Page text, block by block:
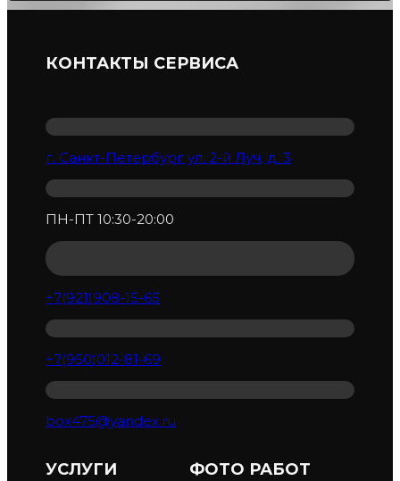
КОНТАКТЫ СЕРВИСА
г. Санкт-Петербург ул. 2-й Луч, д. 3
ПН-ПТ 10:30-20:00
+7(921)908-15-65
+7(950)012-81-69
box475@yandex.ru
УСЛУГИ ФОТО РАБОТ